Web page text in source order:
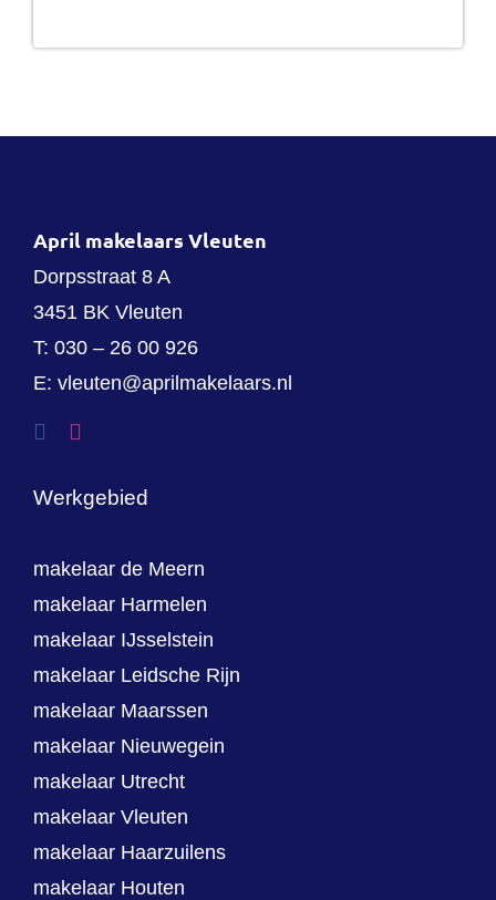
April makelaars Vleuten
Dorpsstraat 8 A
3451 BK Vleuten
T: 030 – 26 00 926
E: vleuten@aprilmakelaars.nl
Werkgebied
makelaar de Meern
makelaar Harmelen
makelaar IJsselstein
makelaar Leidsche Rijn
makelaar Maarssen
makelaar Nieuwegein
makelaar Utrecht
makelaar Vleuten
makelaar Haarzuilens
makelaar Houten